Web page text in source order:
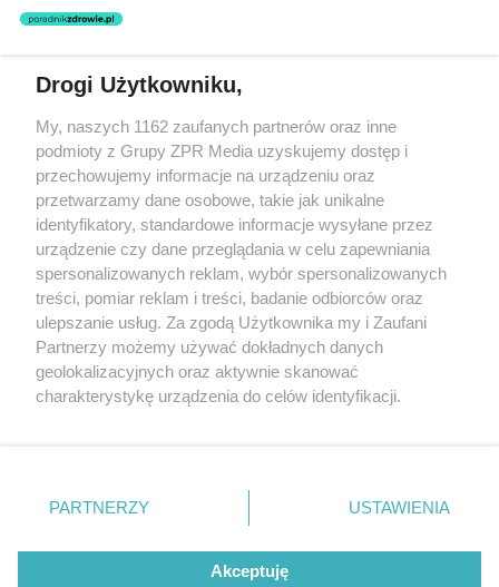
nie prowadzi działalności leczniczej polegającej na udzielaniu
świadczeń zdrowotnych w rozumieniu art. 3 ust 1 ustawy o
Żaden utwór zamieszczony w serwisie nie może być powielany i
rozpowszechniany lub dalej rozpowszechniany w jakikolwiek sposób
(w tym także elektroniczny lub mechaniczny) na jakimkolwiek polu
eksploatacji w jakiejkolwiek formie, włącznie z umieszczaniem w
Internecie bez pisemnej zgody właściciela praw. Jakiekolwiek użycie
lub wykorzystanie utworów w całości lub w części z naruszeniem
prawa, tzn. bez właściwej zgody, jest zabronione pod groźbą kary i
może być ścigane prawnie.
O nas
Drogi Użytkowniku,
My, naszych 1162 zaufanych partnerów oraz inne
podmioty z Grupy ZPR Media uzyskujemy dostęp i
przechowujemy informacje na urządzeniu oraz
przetwarzamy dane osobowe, takie jak unikalne
identyfikatory, standardowe informacje wysyłane przez
urządzenie czy dane przeglądania w celu zapewniania
spersonalizowanych reklam, wybór spersonalizowanych
treści, pomiar reklam i treści, badanie odbiorców oraz
ulepszanie usług. Za zgodą Użytkownika my i Zaufani
Partnerzy możemy używać dokładnych danych
geolokalizacyjnych oraz aktywnie skanować
charakterystykę urządzenia do celów identyfikacji.
zmienić/wycofać klikając przycisk ustawień prywatności
znajdujący się w lewym dolnym rogu strony
rodzaje przetwarzania danych nie wymagają zgody
użytkownika, ale masz prawo sprzeciwić się takiemu
PARTNERZY USTAWIENIA
Akceptuję